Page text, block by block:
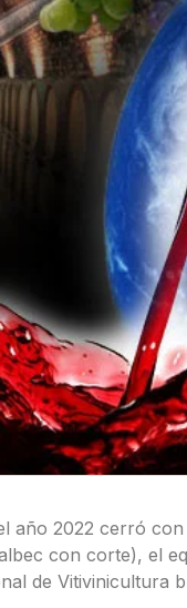
año 2022 cerró
con corte), el
de Vitivinicultura